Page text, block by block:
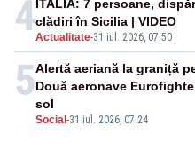
4Actualitate-31 iul. 2026, 07:50
ITALIA: 7 persoane,
clădiri în Sicilia | VIDEO
5
Social -31 iul. 2026, 07:24
Alertă aeriană la graniță
Două aeronave
sol